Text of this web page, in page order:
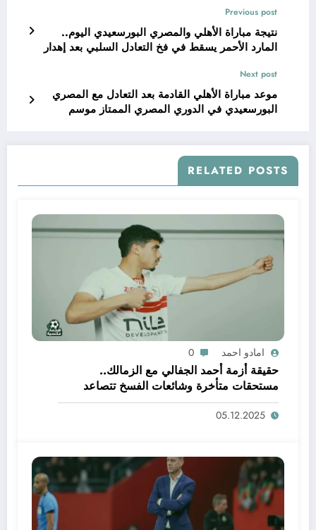
Previous post
نتيجة مباراة الأهلي والمصري البورسعيدي اليوم..
المارد الأحمر يسقط في فخ التعادل السلبي بعد إهدار
Next post
موعد مباراة الأهلي القادمة بعد التعادل مع المصري
البورسعيدي في الدوري المصري الممتاز موسم
RELATED POSTS
امادو احمد 0
حقيقة أزمة أحمد الجفالي مع الزمالك..
مستحقات متأخرة وشائعات الفسخ تتصاعد
05.12.2025